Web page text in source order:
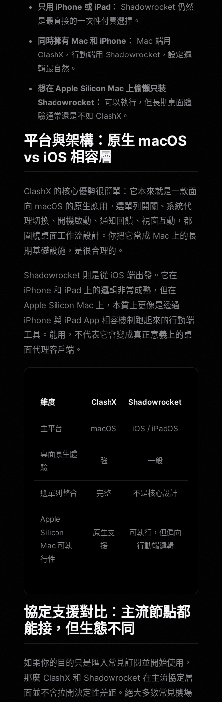
只用 iPhone 或 iPad： Shadowrocket 仍然
是最直接的一次性付費選擇。
同時擁有 Mac 和 iPhone： Mac 端用
ClashX，行動端用 Shadowrocket，設定邏
輯最自然。
想在 Apple Silicon Mac 上偷懶只裝
Shadowrocket： 可以執行，但長期桌面體
驗通常還是不如 ClashX。
平台與架構：原生 macOS
vs iOS 相容層
ClashX 的核心優勢很簡單：它本來就是一款面
向 macOS 的原生應用。選單列開關、系統代
理切換、開機啟動、通知回饋、視窗互動，都
圍繞桌面工作流設計。你把它當成 Mac 上的長
期基礎設施，是很合理的。
Shadowrocket 則是從 iOS 端出發。它在
iPhone 和 iPad 上的邏輯非常成熟，但在
Apple Silicon Mac 上，本質上更像是透過
iPhone 與 iPad App 相容機制跑起來的行動端
工具。能用，不代表它會變成真正意義上的桌
面代理客戶端。
維度 ClashX Shadowrocket
主平台 macOS iOS / iPadOS
桌面原生體
驗
強 一般
選單列整合 完整 不是核心設計
Apple
Silicon
Mac 可執
行性
原生支
援
可執行，但偏向
行動端邏輯
協定支援對比：主流節點都
能接，但生態不同
如果你的目的只是匯入常見訂閱並開始使用，
那麼 ClashX 和 Shadowrocket 在主流協定層
面並不會拉開決定性差距。絕大多數常見機場